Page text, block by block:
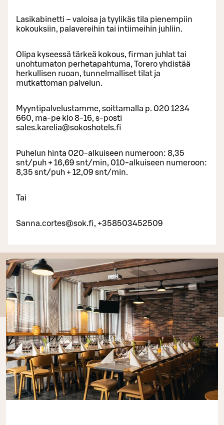
Lasikabinetti – valoisa ja tyylikäs tila pienempiin
kokouksiin, palavereihin tai intiimeihin juhliin.
Olipa kyseessä tärkeä kokous, firman juhlat tai
unohtumaton perhetapahtuma, Torero yhdistää
herkullisen ruoan, tunnelmalliset tilat ja
mutkattoman palvelun.
Myyntipalvelustamme, soittamalla p. 020 1234
660, ma-pe klo 8-16, s-posti
sales.karelia@sokoshotels.fi
Pu­he­lun hinta 020-al­kui­seen nu­me­roon: 8,35
snt/puh + 16,69 snt/min, 010-al­kui­seen nu­me­roon:
8,35 snt/puh + 12,09 snt/min.
Tai
Sanna.cortes@sok.fi, +358503452509